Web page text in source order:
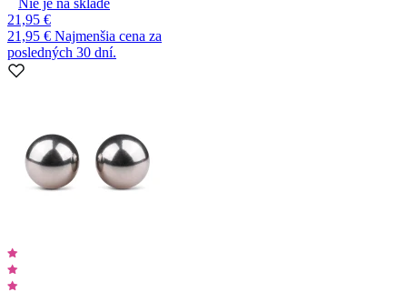
21,95 €
21,95 € Najmenšia cena za
posledných 30 dní.